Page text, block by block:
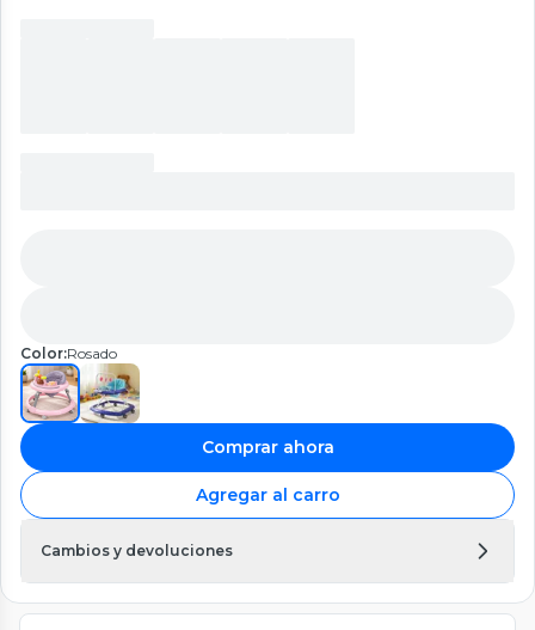
Color:Rosado
Comprar ahora
Agregar al carro
Cambios y devoluciones